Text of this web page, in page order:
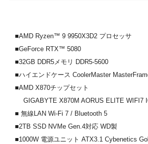
■AMD Ryzen™ 9 9950X3D2 プロセッサ
■GeForce RTX™ 5080
■32GB DDR5メモリ DDR5-5600
■ハイエンドケース CoolerMaster
■AMD X870チップセット
GIGABYTE X870M AORUS ELITE WIFI7
■ 無線LAN Wi-Fi 7 / Bluetooth 5
■2TB SSD NVMe Gen.4対応 WD製
■1000W 電源ユニット ATX3.1 Cybenetics